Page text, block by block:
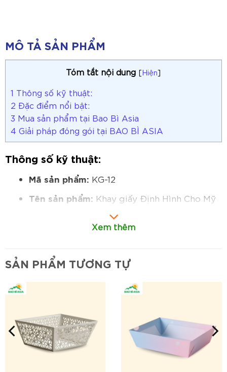
MÔ TẢ SẢN PHẨM
Tóm tắt nội dung [Hiện]
1 Thông số kỹ thuật:
2 Đặc điểm nổi bật:
3 Mua sản phẩm tại Bao Bì Asia
4 Giải pháp đóng gói tại BAO BÌ ASIA
Thông số kỹ thuật:
Mã sản phẩm: KG-12
Tên sản phẩm: Khay giấy Định Hình Cho Mỹ
Tùy chỉnh theo kích thước của
Chất liệu:Giấy Ivory hoặc Couche định
để ôm sát và giữ cố định các chai lọ, tuýp
mỹ phẩm.
Hình dáng phức tạp, được thiết
Xem thêm
SẢN PHẨM TƯƠNG TỰ